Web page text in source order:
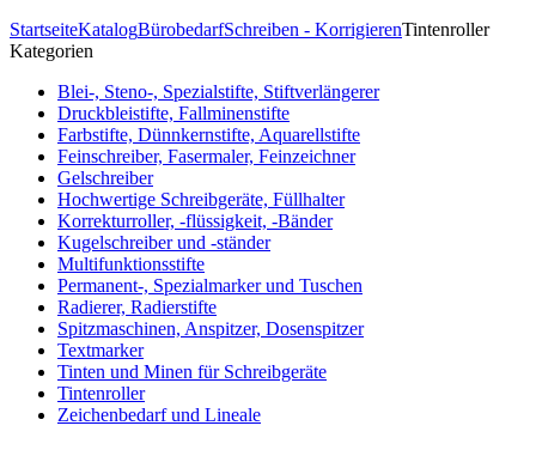
StartseiteKatalogBürobedarfSchreiben - KorrigierenTintenroller
Kategorien
Blei-, Steno-, Spezialstifte, Stiftverlängerer
Druckbleistifte, Fallminenstifte
Farbstifte, Dünnkernstifte, Aquarellstifte
Feinschreiber, Fasermaler, Feinzeichner
Gelschreiber
Hochwertige Schreibgeräte, Füllhalter
Korrekturroller, -flüssigkeit, -Bänder
Kugelschreiber und -ständer
Multifunktionsstifte
Permanent-, Spezialmarker und Tuschen
Radierer, Radierstifte
Spitzmaschinen, Anspitzer, Dosenspitzer
Textmarker
Tinten und Minen für Schreibgeräte
Tintenroller
Zeichenbedarf und Lineale